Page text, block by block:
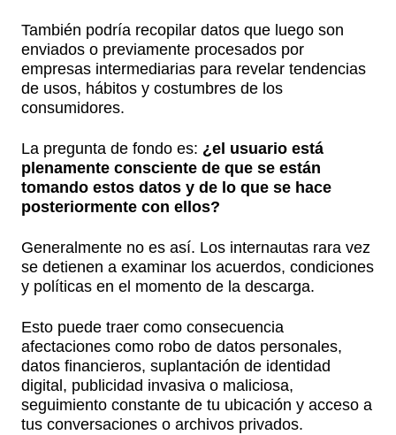
También podría recopilar datos que luego son
enviados o previamente procesados por
empresas intermediarias para revelar tendencias
de usos, hábitos y costumbres de los
consumidores.
La pregunta de fondo es: ¿el usuario está
plenamente consciente de que se están
tomando estos datos y de lo que se hace
posteriormente con ellos?
Generalmente no es así. Los internautas rara vez
se detienen a examinar los acuerdos, condiciones
y políticas en el momento de la descarga.
Esto puede traer como consecuencia
afectaciones como robo de datos personales,
datos financieros, suplantación de identidad
digital, publicidad invasiva o maliciosa,
seguimiento constante de tu ubicación y acceso a
tus conversaciones o archivos privados.